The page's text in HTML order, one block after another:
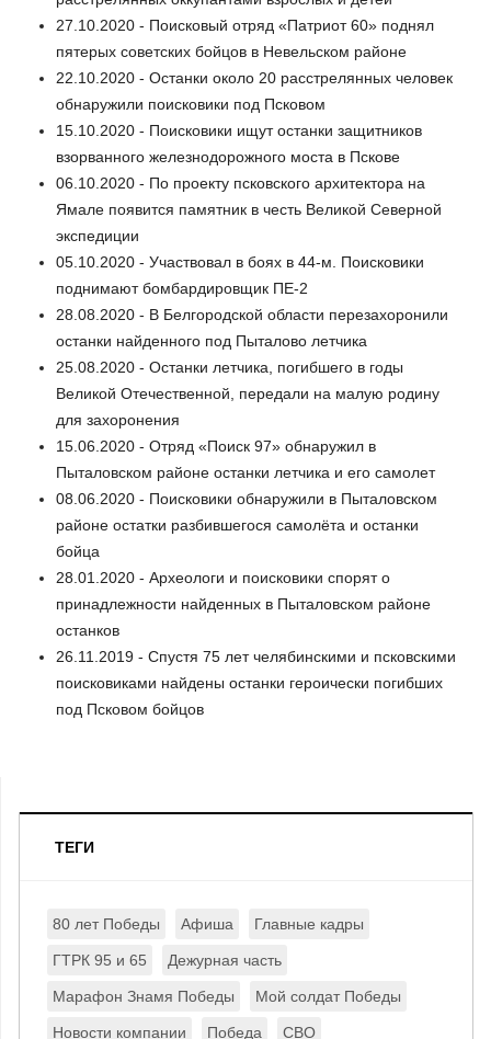
27.10.2020 - Поисковый отряд «Патриот 60» поднял
пятерых советских бойцов в Невельском районе
22.10.2020 - Останки около 20 расстрелянных человек
обнаружили поисковики под Псковом
15.10.2020 - Поисковики ищут останки защитников
взорванного железнодорожного моста в Пскове
06.10.2020 - По проекту псковского архитектора на
Ямале появится памятник в честь Великой Северной
экспедиции
05.10.2020 - Участвовал в боях в 44-м. Поисковики
поднимают бомбардировщик ПЕ-2
28.08.2020 - В Белгородской области перезахоронили
останки найденного под Пыталово летчика
25.08.2020 - Останки летчика, погибшего в годы
Великой Отечественной, передали на малую родину
для захоронения
15.06.2020 - Отряд «Поиск 97» обнаружил в
Пыталовском районе останки летчика и его самолет
08.06.2020 - Поисковики обнаружили в Пыталовском
районе остатки разбившегося самолёта и останки
бойца
28.01.2020 - Археологи и поисковики спорят о
принадлежности найденных в Пыталовском районе
останков
26.11.2019 - Спустя 75 лет челябинскими и псковскими
поисковиками найдены останки героически погибших
под Псковом бойцов
ТЕГИ
80 лет Победы Афиша Главные кадры
ГТРК 95 и 65 Дежурная часть
Марафон Знамя Победы Мой солдат Победы
Новости компании Победа СВО